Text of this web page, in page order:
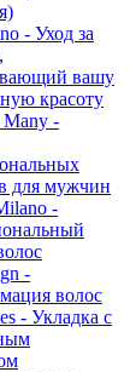
- Уход за
вашу
красоту
-
для мужчин
-
-
волос
- Укладка с